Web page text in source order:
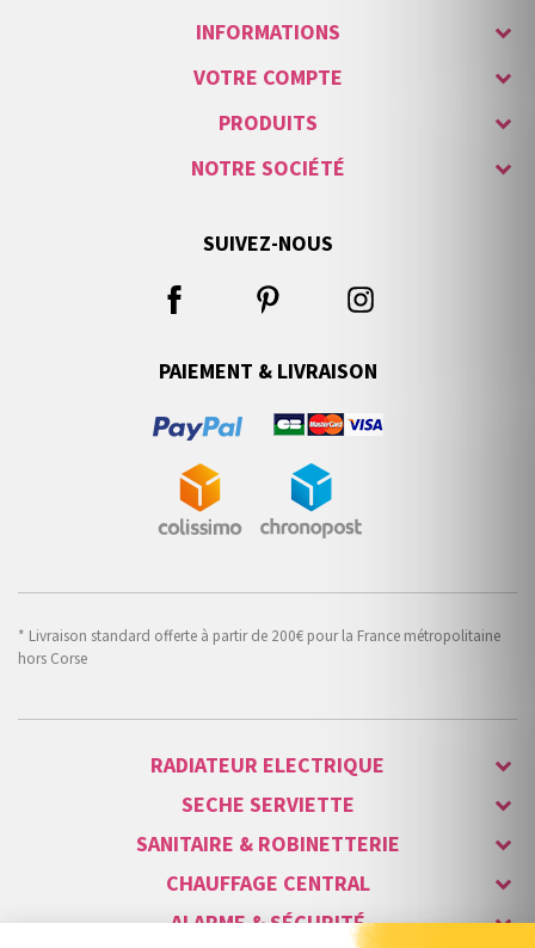
INFORMATIONS
VOTRE COMPTE
PRODUITS
NOTRE SOCIÉTÉ
SUIVEZ-NOUS
PAIEMENT & LIVRAISON
* Livraison standard offerte à partir de 200€ pour la France métropolitaine
hors Corse
RADIATEUR ELECTRIQUE
SECHE SERVIETTE
SANITAIRE & ROBINETTERIE
CHAUFFAGE CENTRAL
ALARME & SÉCURITÉ